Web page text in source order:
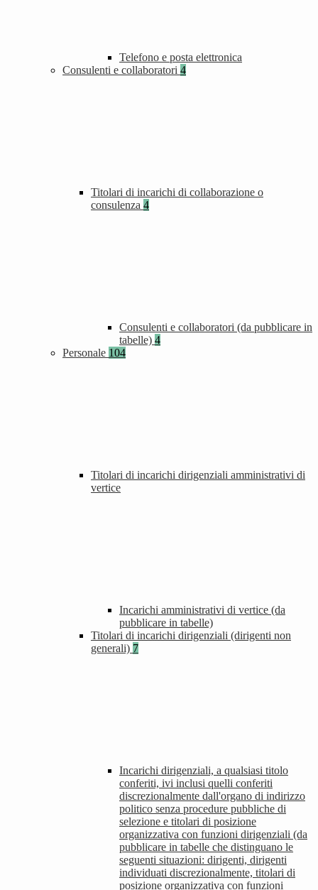
Telefono e posta elettronica
Consulenti e collaboratori 4
Titolari di incarichi di collaborazione o
consulenza 4
Consulenti e collaboratori (da pubblicare in
tabelle) 4
Personale 104
Titolari di incarichi dirigenziali amministrativi di
vertice
Incarichi amministrativi di vertice (da
pubblicare in tabelle)
Titolari di incarichi dirigenziali (dirigenti non
generali) 7
Incarichi dirigenziali, a qualsiasi titolo
conferiti, ivi inclusi quelli conferiti
discrezionalmente dall'organo di indirizzo
politico senza procedure pubbliche di
selezione e titolari di posizione
organizzativa con funzioni dirigenziali (da
pubblicare in tabelle che distinguano le
seguenti situazioni: dirigenti, dirigenti
individuati discrezionalmente, titolari di
posizione organizzativa con funzioni